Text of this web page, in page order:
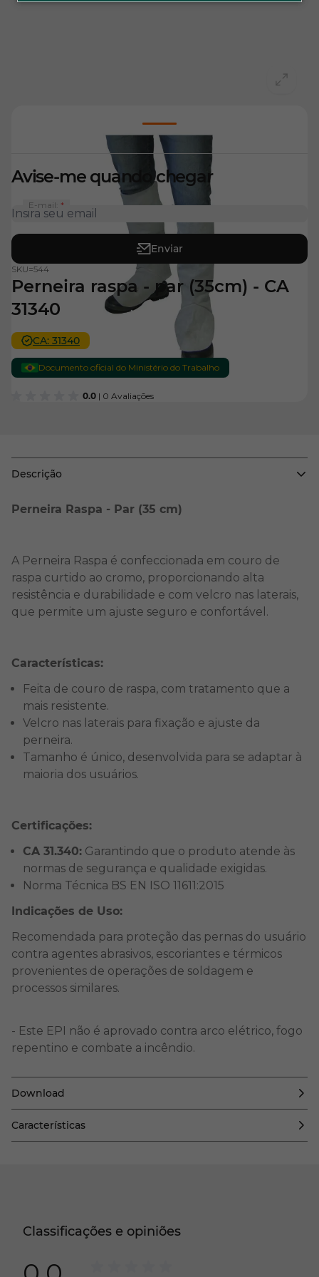
CA: 31340
Documento oficial do Ministério do Trabalho
0.0 | 0 Avaliações
SKU=544
Perneira raspa - par (35cm) - CA
31340
Avise-me quando chegar
E-mail:
Enviar
Descrição
Perneira Raspa - Par (35 cm)
A Perneira Raspa é confeccionada em couro de
raspa curtido ao cromo, proporcionando alta
resistência e durabilidade e com velcro nas laterais,
que permite um ajuste seguro e confortável.
Características:
Feita de couro de raspa, com tratamento que a
mais resistente.
Velcro nas laterais para fixação e ajuste da
perneira.
Tamanho é único, desenvolvida para se adaptar à
maioria dos usuários.
Certificações:
CA 31.340: Garantindo que o produto atende às
normas de segurança e qualidade exigidas.
Norma Técnica BS EN ISO 11611:2015
Indicações de Uso:
Recomendada para proteção das pernas do usuário
contra agentes abrasivos, escoriantes e térmicos
provenientes de operações de soldagem e
processos similares.
- Este EPI não é aprovado contra arco elétrico, fogo
repentino e combate a incêndio.
Download
Características
Classificações e opiniões